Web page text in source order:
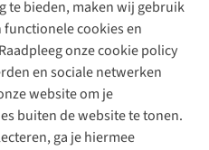
te bieden, maken wij gebruik
cookies en
onze cookie policy
en sociale netwerken
website om je
buiten de website te tonen.
ga je hiermee
us